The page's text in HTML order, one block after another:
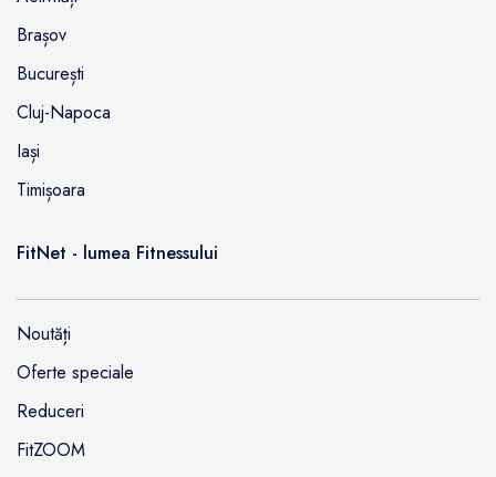
Brașov
București
Cluj-Napoca
Iași
Timișoara
FitNet - lumea Fitnessului
Noutăți
Oferte speciale
Reduceri
FitZOOM